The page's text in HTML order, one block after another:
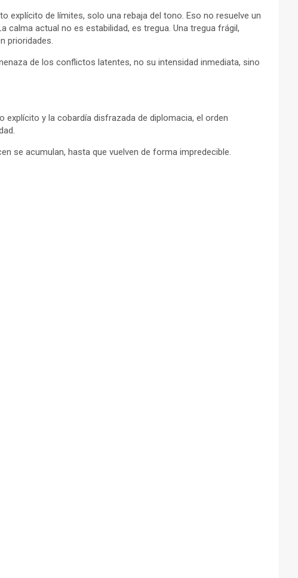
explícito de límites, solo una rebaja del tono. Eso no resuelve un
actual no es estabilidad, es tregua. Una tregua frágil,
prioridades.
de los conflictos latentes, no su intensidad inmediata, sino
y la cobardía disfrazada de diplomacia, el orden
se acumulan, hasta que vuelven de forma impredecible.